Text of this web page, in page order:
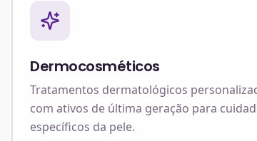
Dermocosméticos
Tratamentos dermatológicos
com ativos de última geração para
específicos da pele.